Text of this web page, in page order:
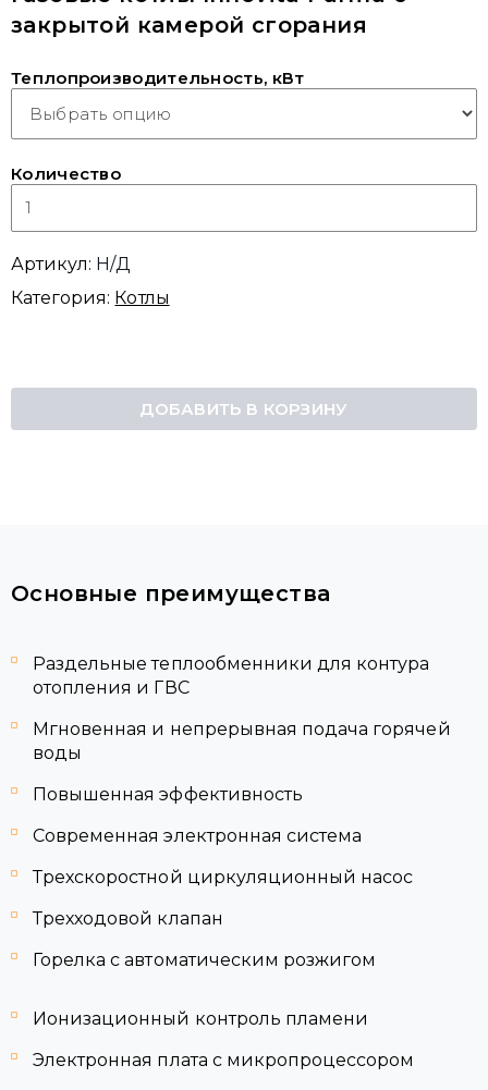
Серия Elena
Серия Regina
Серия Vittoria
закрытой камерой сгорания
Теплопроизводительность, кВт
Количество
Артикул: Н/Д
Категория: Котлы
ДОБАВИТЬ В КОРЗИНУ
Основные преимущества
Раздельные теплообменники для контура
отопления и ГВС
Мгновенная и непрерывная подача горячей
воды
Повышенная эффективность
Современная электронная система
Трехскоростной циркуляционный насос
Трехходовой клапан
Горелка с автоматическим розжигом
Ионизационный контроль пламени
Электронная плата с микропроцессором